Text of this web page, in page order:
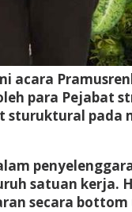
acara
para Pejabat
satuan
secara